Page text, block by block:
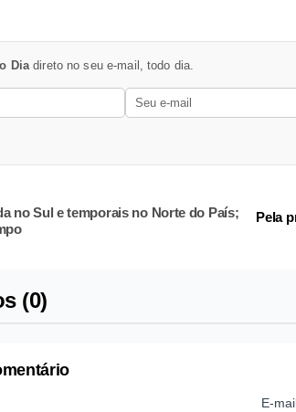
Diadireto no seu e-mail, todo dia.
no Sul e temporais no Norte do País;
Pela
(0)
E-